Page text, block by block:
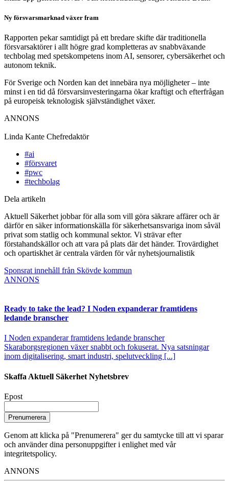
Ny försvarsmarknad växer fram
Rapporten pekar samtidigt på ett bredare skifte där traditionella
försvarsaktörer i allt högre grad kompletteras av snabbväxande
techbolag med spetskompetens inom AI, sensorer, cybersäkerhet och
autonom teknik.
För Sverige och Norden kan det innebära nya möjligheter – inte
minst i en tid då försvarsinvesteringarna ökar kraftigt och efterfrågan
på europeisk teknologisk självständighet växer.
ANNONS
Linda Kante Chefredaktör
#ai
#försvaret
#pwc
#techbolag
Dela artikeln
Aktuell Säkerhet jobbar för alla som vill göra säkrare affärer och är
därför en säker informationskälla för säkerhetsansvariga inom såväl
privat som statlig och kommunal sektor. Vi strävar efter
förstahandskällor och att vara på plats där det händer. Trovärdighet
och opartiskhet är centrala värden för vår nyhetsjournalistik
Sponsrat innehåll från Skövde kommun
ANNONS
Ready to take the lead? I Noden expanderar framtidens
ledande branscher
I Noden expanderar framtidens ledande branscher
Skaraborgsregionen växer snabbt och fokuserat. Nya satsningar
inom digitalisering, smart industri, spelutveckling [...]
Skaffa Aktuell Säkerhet Nyhetsbrev
Epost
Prenumerera
Genom att klicka på "Prenumerera" ger du samtycke till att vi sparar
och använder dina personuppgifter i enlighet med vår
integritetspolicy.
ANNONS